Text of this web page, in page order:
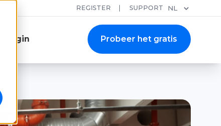
REGISTER SUPPORT NL
Login Probeer het gratis